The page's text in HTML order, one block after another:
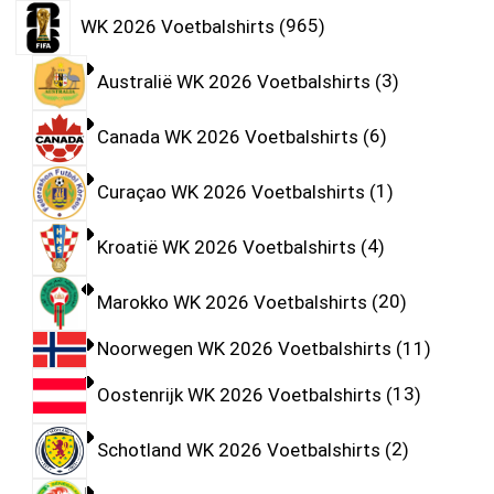
WK 2026 Voetbalshirts 965
Australië WK 2026 Voetbalshirts 3
Canada WK 2026 Voetbalshirts 6
Curaçao WK 2026 Voetbalshirts 1
Kroatië WK 2026 Voetbalshirts 4
Marokko WK 2026 Voetbalshirts 20
Noorwegen WK 2026 Voetbalshirts 11
Oostenrijk WK 2026 Voetbalshirts 13
Schotland WK 2026 Voetbalshirts 2